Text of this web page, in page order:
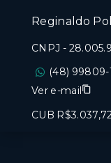
Reginaldo
CNPJ -
(48) 99809-
Ver e-mail
CUB